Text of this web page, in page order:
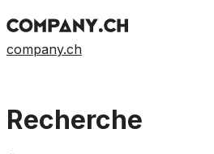
company.ch
Recherche